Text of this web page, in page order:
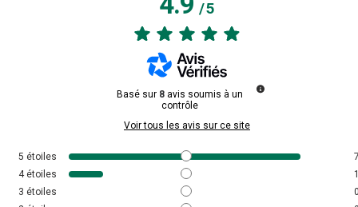
/5
Basé sur 8 avis soumis à un
contrôle
Voir tous les avis sur ce site
5 étoiles
4 étoiles
3 étoiles